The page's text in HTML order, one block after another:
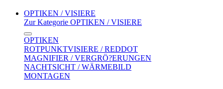
OPTIKEN / VISIERE
Zur Kategorie OPTIKEN / VISIERE
OPTIKEN
ROTPUNKTVISIERE / REDDOT
MAGNIFIER / VERGRÖ?ERUNGEN
NACHTSICHT / WÄRMEBILD
MONTAGEN